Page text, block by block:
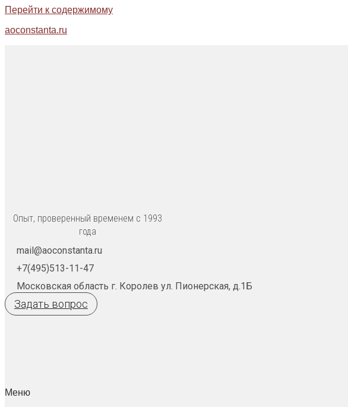
Перейти к содержимому
aoconstanta.ru
Опыт, проверенный временем с 1993
года
mail@aoconstanta.ru
+7(495)513-11-47
Московская область г. Королев ул. Пионерская, д.1Б
Задать вопрос
Меню